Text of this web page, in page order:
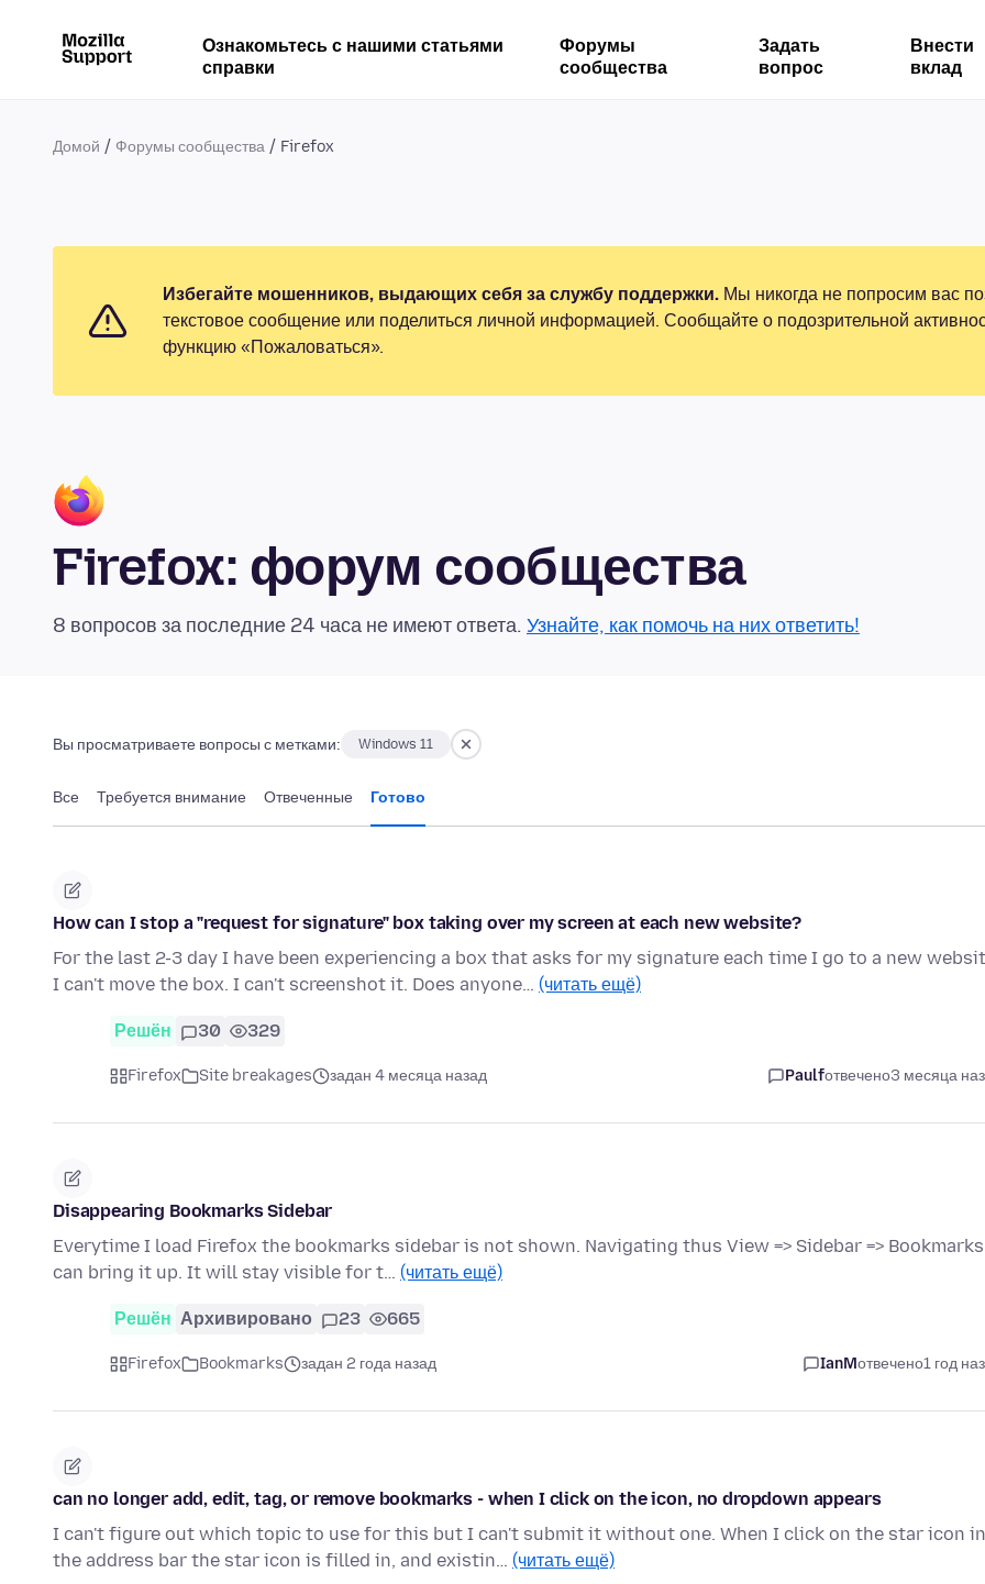
Ознакомьтесь с нашими статьями
справки
Форумы
сообщества
Задать
вопрос
Внести
вклад
Домой Форумы сообщества Firefox
Избегайте мошенников, выдающих себя за службу поддержки. Мы никогда не попросим вас
текстовое сообщение или поделиться личной информацией. Сообщайте о подозрительной
функцию «Пожаловаться».
Firefox: форум сообщества
8 вопросов за последние 24 часа не имеют ответа. Узнайте, как помочь на них ответить!
Вы просматриваете вопросы с метками: Windows 11
Все Требуется внимание Отвеченные Готово
How can I stop a "request for signature" box taking over my screen at each new website?
For the last 2-3 day I have been experiencing a box that asks for my signature each time I go to a new
I can't move the box. I can't screenshot it. Does anyone… (читать ещё)
Решён 30 329
Firefox Site breakages задан 4 месяца назад Paulfотвечено3 месяца
Disappearing Bookmarks Sidebar
Everytime I load Firefox the bookmarks sidebar is not shown. Navigating thus View => Sidebar =>
can bring it up. It will stay visible for t… (читать ещё)
Решён Архивировано 23 665
Firefox Bookmarks задан 2 года назад IanMотвечено1 год
can no longer add, edit, tag, or remove bookmarks - when I click on the icon, no dropdown appears
I can't figure out which topic to use for this but I can't submit it without one. When I click on the star icon in
the address bar the star icon is filled in, and existin… (читать ещё)